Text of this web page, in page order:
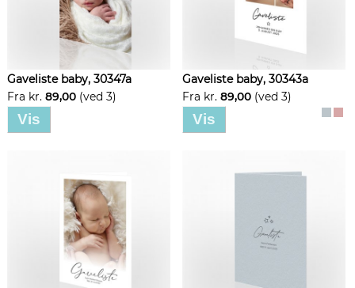
Gaveliste baby, 30347a
Fra kr. 89,00 (ved 3)
Vis
Gaveliste baby, 30343a
Fra kr. 89,00 (ved 3)
Vis